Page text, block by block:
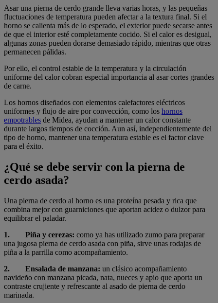
Asar una pierna de cerdo grande lleva varias horas, y las pequeñas
fluctuaciones de temperatura pueden afectar a la textura final. Si el
horno se calienta más de lo esperado, el exterior puede secarse antes
de que el interior esté completamente cocido. Si el calor es desigual,
algunas zonas pueden dorarse demasiado rápido, mientras que otras
permanecen pálidas.
Por ello, el control estable de la temperatura y la circulación
uniforme del calor cobran especial importancia al asar cortes grandes
de carne.
Los hornos diseñados con elementos calefactores eléctricos
uniformes y flujo de aire por convección, como los hornos
empotrables de Midea, ayudan a mantener un calor constante
durante largos tiempos de cocción. Aun así, independientemente del
tipo de horno, mantener una temperatura estable es el factor clave
para el éxito.
¿Qué se debe servir con la pierna de
cerdo asada?
Una pierna de cerdo al horno es una proteína pesada y rica que
combina mejor con guarniciones que aportan acidez o dulzor para
equilibrar el paladar.
1. Piña y cerezas: como ya has utilizado zumo para preparar
una jugosa pierna de cerdo asada con piña, sirve unas rodajas de
piña a la parrilla como acompañamiento.
2. Ensalada de manzana: un clásico acompañamiento
navideño con manzana picada, nata, nueces y apio que aporta un
contraste crujiente y refrescante al asado de pierna de cerdo
marinada.